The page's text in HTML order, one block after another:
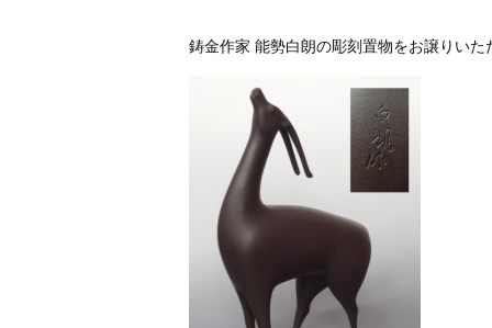
鋳金作家 能勢白朗の彫刻置物をお譲りいた